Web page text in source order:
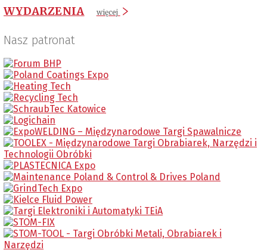
WYDARZENIA więcej
Nasz patronat